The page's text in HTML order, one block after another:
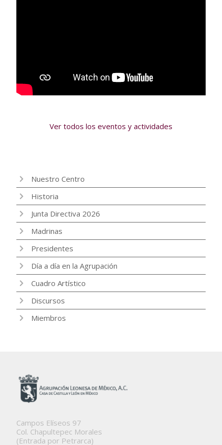
Nuestro Centro
Historia
Junta Directiva 2026
Madrinas
Presidentes
Día a día en la Agrupación
Cuadro Artístico
Discursos
Miembros
Ver todos los eventos y actividades
Campos Elíseos 97
Col. Chapultepec Morales
(Entrada por Petrarca)